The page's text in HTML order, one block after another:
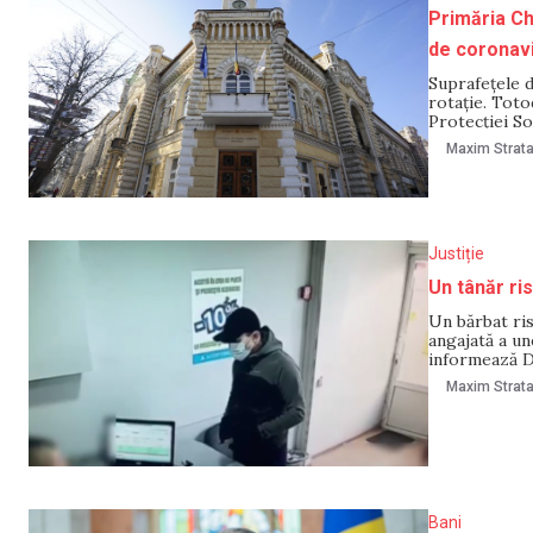
Primăria
de
Suprafețele
rotație.
Protecției
realizate în
nivel
Maxim
Justiție
Un tânăr
Un bărbat
angajată a
informează
individul s-a
Maxim
Bani